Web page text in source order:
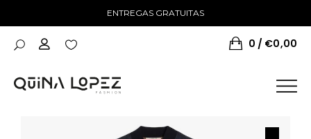
ENTREGAS GRATUITAS
0 €0,00